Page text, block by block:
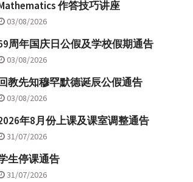
作答技巧讲座
03/08/2026
周年国庆日公假及学校假期通告
03/08/2026
教先知穆罕默德诞辰公假通告
03/08/2026
年8月份上课及课室调整通告
31/07/2026
生停课通告
31/07/2026